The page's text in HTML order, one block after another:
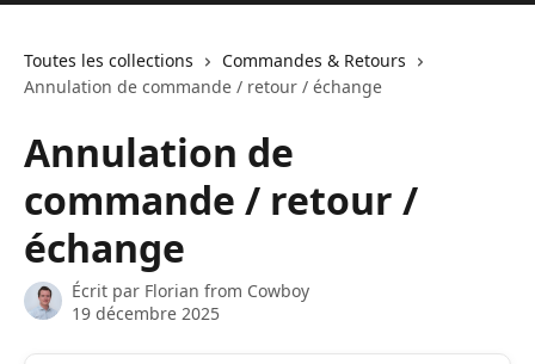
Toutes les collections
Commandes & Retours
Annulation de commande / retour / échange
Annulation de
commande / retour /
échange
Écrit par Florian from Cowboy
19 décembre 2025